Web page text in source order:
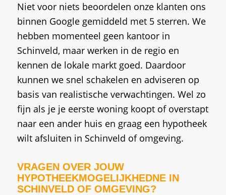
Niet voor niets beoordelen onze klanten ons
binnen Google gemiddeld met 5 sterren. We
hebben momenteel geen kantoor in
Schinveld, maar werken in de regio en
kennen de lokale markt goed. Daardoor
kunnen we snel schakelen en adviseren op
basis van realistische verwachtingen. Wel zo
fijn als je je eerste woning koopt of overstapt
naar een ander huis en graag een hypotheek
wilt afsluiten in Schinveld of omgeving.
VRAGEN OVER JOUW
HYPOTHEEKMOGELIJKHEDNE IN
SCHINVELD OF OMGEVING?